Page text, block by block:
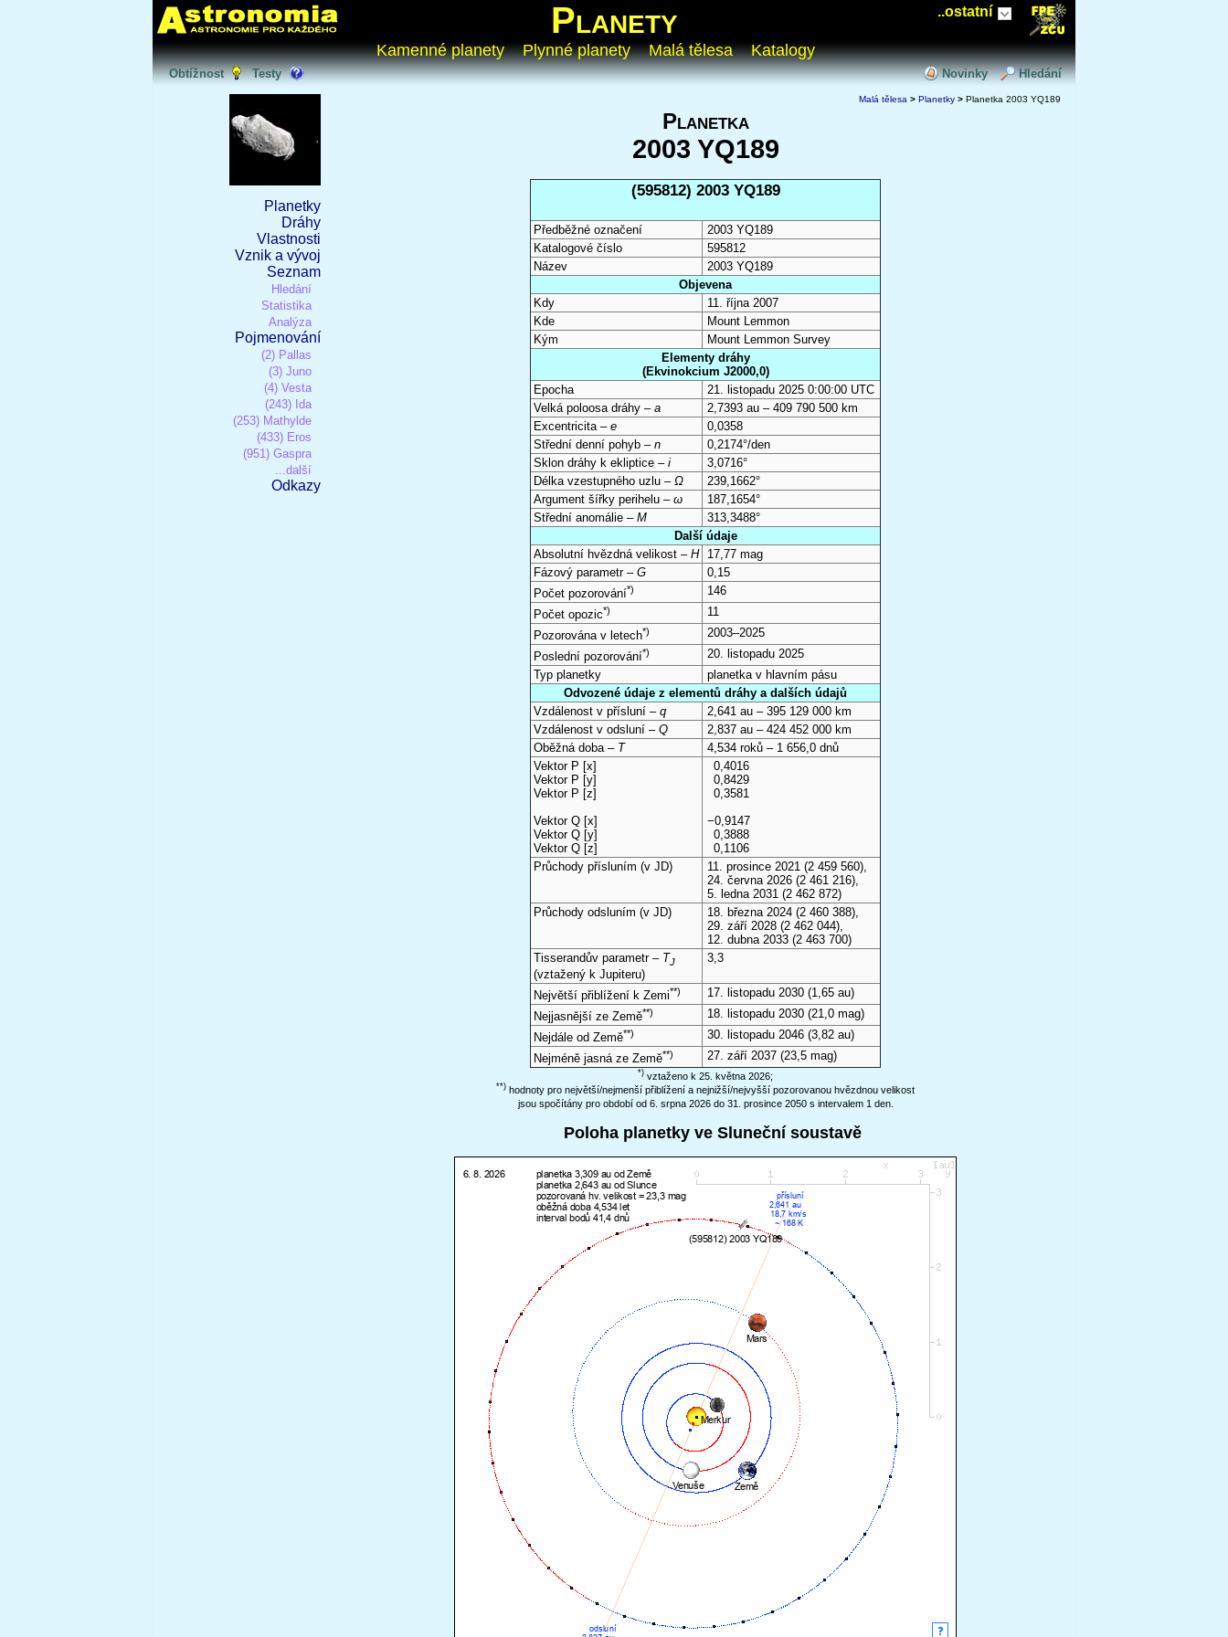
..ostatní
Planety
Kamenné planety Plynné planety Malá tělesa Katalogy
Obtížnost Testy Novinky Hledání
Planetky
Dráhy
Vlastnosti
Vznik a vývoj
Seznam
Hledání
Statistika
Analýza
Pojmenování
(2) Pallas
(3) Juno
(4) Vesta
(243) Ida
(253) Mathylde
(433) Eros
(951) Gaspra
...další
Odkazy
Malá tělesa > Planetky > Planetka 2003 YQ189
Planetka
2003 YQ189
(595812) 2003 YQ189
Předběžné označení
2003 YQ189
Katalogové číslo
595812
Název
2003 YQ189
Objevena
Kdy
11. října 2007
Kde
Mount Lemmon
Kým
Mount Lemmon Survey
Elementy dráhy
(Ekvinokcium J2000,0)
Epocha
21. listopadu 2025 0:00:00 UTC
Velká poloosa dráhy – a
2,7393 au – 409 790 500 km
Excentricita – e
0,0358
Střední denní pohyb – n
0,2174°/den
Sklon dráhy k ekliptice – i
3,0716°
Délka vzestupného uzlu – Ω
239,1662°
Argument šířky perihelu – ω
187,1654°
Střední anomálie – M
313,3488°
Další údaje
Absolutní hvězdná velikost – H
17,77 mag
Fázový parametr – G
0,15
Počet pozorování*)
146
Počet opozic*)
11
Pozorována v letech*)
2003–2025
Poslední pozorování*)
20. listopadu 2025
Typ planetky
planetka v hlavním pásu
Odvozené údaje z elementů dráhy a dalších údajů
Vzdálenost v přísluní – q
2,641 au – 395 129 000 km
Vzdálenost v odsluní – Q
2,837 au – 424 452 000 km
Oběžná doba – T
4,534 roků – 1 656,0 dnů
Vektor P [x]
Vektor P [y]
Vektor P [z]
Vektor Q [x]
Vektor Q [y]
Vektor Q [z]
0,4016
0,8429
0,3581
−0,9147
0,3888
0,1106
Průchody přísluním (v JD) 11. prosince 2021 (2 459 560),
24. června 2026 (2 461 216),
5. ledna 2031 (2 462 872)
Průchody odsluním (v JD) 18. března 2024 (2 460 388),
29. září 2028 (2 462 044),
12. dubna 2033 (2 463 700)
Tisserandův parametr – TJ
(vztažený k Jupiteru)
3,3
Největší přiblížení k Zemi**) 17. listopadu 2030 (1,65 au)
Nejjasnější ze Země**) 18. listopadu 2030 (21,0 mag)
Nejdále od Země**) 30. listopadu 2046 (3,82 au)
Nejméně jasná ze Země**) 27. září 2037 (23,5 mag)
*) vztaženo k 25. května 2026;
**) hodnoty pro největší/nejmenší přiblížení a nejnižší/nejvyšší pozorovanou hvězdnou velikost
jsou spočítány pro období od 6. srpna 2026 do 31. prosince 2050 s intervalem 1 den.
Poloha planetky ve Sluneční soustavě